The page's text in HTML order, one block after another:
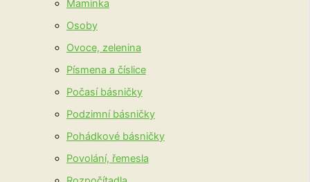
Maminka
Osoby
Ovoce, zelenina
Písmena a číslice
Počasí básničky
Podzimní básničky
Pohádkové básničky
Povolání, řemesla